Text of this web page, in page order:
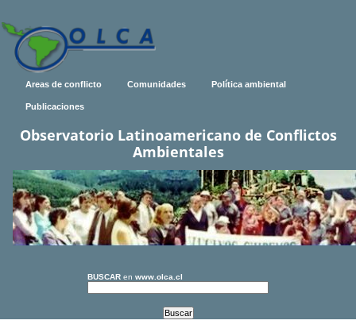
Areas de conflicto Comunidades Política ambiental
Publicaciones
Observatorio Latinoamericano de Conflictos
Ambientales
BUSCAR en www.olca.cl